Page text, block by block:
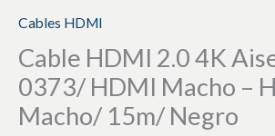
Cables HDMI
Cable HDMI 2.0 4K
0373/ HDMI Macho –
Macho/ 15m/ Negro